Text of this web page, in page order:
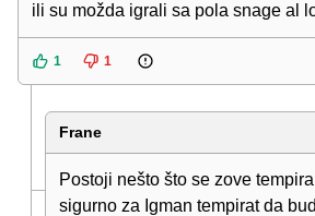
ili su možda igrali sa pola snage al
1 1
Frane
Postoji nešto što se zove
sigurno za Igman tempirat da